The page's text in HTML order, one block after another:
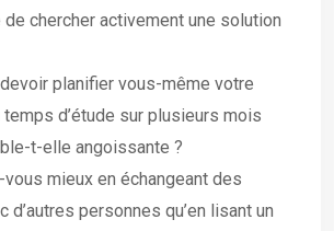
chercher activement une solution
devoir planifier vous-même votre
d’étude sur plusieurs mois
t-elle angoissante ?
mieux en échangeant des
d’autres personnes qu’en lisant un